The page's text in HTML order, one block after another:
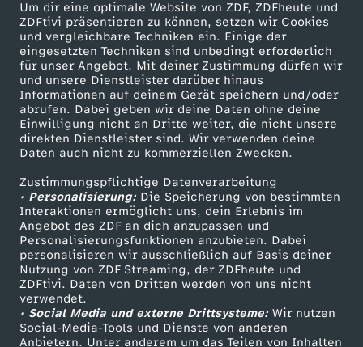
Um dir eine optimale Website von ZDF, ZDFheute und
ZDFtivi präsentieren zu können, setzen wir Cookies
und vergleichbare Techniken ein. Einige der
eingesetzten Techniken sind unbedingt erforderlich
für unser Angebot. Mit deiner Zustimmung dürfen wir
und unsere Dienstleister darüber hinaus
Informationen auf deinem Gerät speichern und/oder
abrufen. Dabei geben wir deine Daten ohne deine
Einwilligung nicht an Dritte weiter, die nicht unsere
direkten Dienstleister sind. Wir verwenden deine
Daten auch nicht zu kommerziellen Zwecken.
Zustimmungspflichtige Datenverarbeitung
• Personalisierung:Die Speicherung von bestimmten
Interaktionen ermöglicht uns, dein Erlebnis im
Angebot des ZDF an dich anzupassen und
Personalisierungsfunktionen anzubieten. Dabei
personalisieren wir ausschließlich auf Basis deiner
Nutzung von ZDF Streaming, der ZDFheute und
ZDFtivi. Daten von Dritten werden von uns nicht
verwendet.
• Social Media und externe Drittsysteme:Wir nutzen
Social-Media-Tools und Dienste von anderen
Anbietern. Unter anderem um das Teilen von Inhalten
M
o
t
o
r
r
a
d
-
Mehr ZDF
ZDF-Apps
Smart TV
ZDFtext
Livestreams
Sendungen A-Z
TV-Programm
Service
ZDFmitreden
Kontakt zum ZDF
Tickets
Zuschauerservice
Hilfe
ZDF Unternehmen
Karriere